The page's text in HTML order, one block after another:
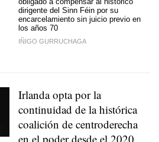
dirigente del Sinn Féin por su
encarcelamiento sin juicio previo en
los años 70
IÑIGO GURRUCHAGA
Irlanda opta por la
continuidad de la histórica
coalición de centroderecha
en el poder desde el 2020